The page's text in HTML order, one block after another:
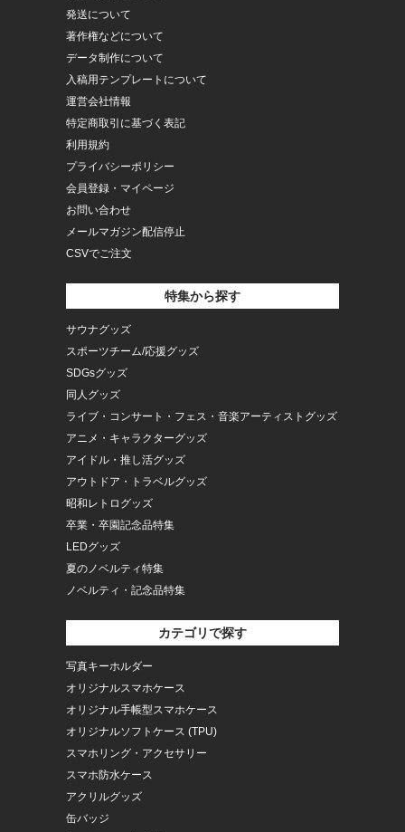
発送について
著作権などについて
データ制作について
入稿用テンプレートについて
運営会社情報
特定商取引に基づく表記
利用規約
プライバシーポリシー
会員登録・マイページ
お問い合わせ
メールマガジン配信停止
CSVでご注文
特集から探す
サウナグッズ
スポーツチーム/応援グッズ
SDGsグッズ
同人グッズ
ライブ・コンサート・フェス・音楽アーティストグッズ
アニメ・キャラクターグッズ
アイドル・推し活グッズ
アウトドア・トラベルグッズ
昭和レトログッズ
卒業・卒園記念品特集
LEDグッズ
夏のノベルティ特集
ノベルティ・記念品特集
カテゴリで探す
写真キーホルダー
オリジナルスマホケース
オリジナル手帳型スマホケース
オリジナルソフトケース (TPU)
スマホリング・アクセサリー
スマホ防水ケース
アクリルグッズ
缶バッジ